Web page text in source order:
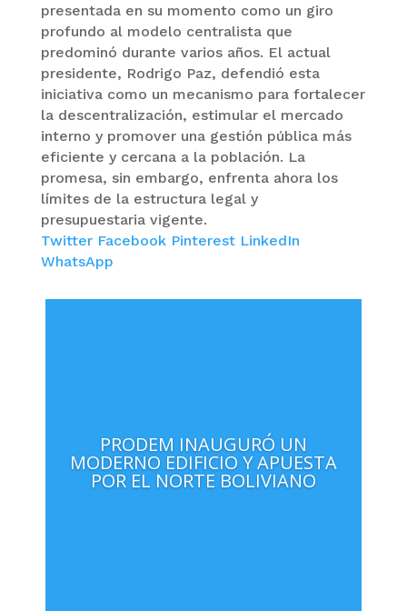
presentada en su momento como un giro
profundo al modelo centralista que
predominó durante varios años. El actual
presidente, Rodrigo Paz, defendió esta
iniciativa como un mecanismo para fortalecer
la descentralización, estimular el mercado
interno y promover una gestión pública más
eficiente y cercana a la población. La
promesa, sin embargo, enfrenta ahora los
límites de la estructura legal y
presupuestaria vigente.
Twitter Facebook Pinterest LinkedIn
WhatsApp
PRODEM INAUGURÓ UN
MODERNO EDIFICIO Y APUESTA
POR EL NORTE BOLIVIANO